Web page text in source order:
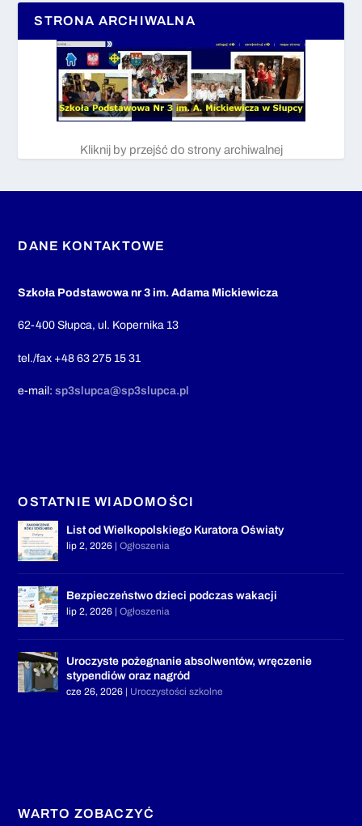
STRONA ARCHIWALNA
Kliknij by przejść do strony archiwalnej
DANE KONTAKTOWE
Szkoła Podstawowa nr 3 im. Adama Mickiewicza
62-400 Słupca, ul. Kopernika 13
tel./fax +48 63 275 15 31
e-mail:sp3slupca@sp3slupca.pl
OSTATNIE WIADOMOŚCI
List od Wielkopolskiego Kuratora Oświaty
lip 2, 2026 |Ogłoszenia
Bezpieczeństwo dzieci podczas wakacji
lip 2, 2026 |Ogłoszenia
Uroczyste pożegnanie absolwentów, wręczenie
stypendiów oraz nagród
cze 26, 2026 | Uroczystości szkolne
WARTO ZOBACZYĆ